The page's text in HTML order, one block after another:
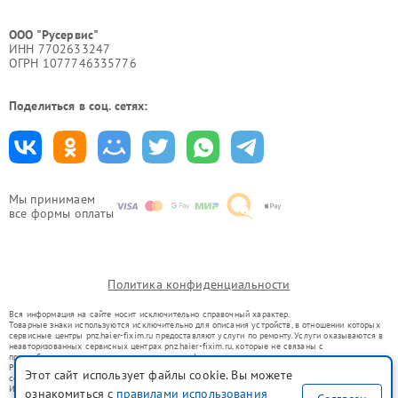
Мы принимаем
все формы оплаты
ООО "Русервис"
ИНН 7702633247
ОГРН 1077746335776
Поделиться в соц. сетях:
Политика конфиденциальности
Вся информация на сайте носит исключительно справочный характер.
Товарные знаки используются исключительно для описания устройств, в отношении которых
сервисные центры pnz.haier-fixim.ru предоставляют услуги по ремонту. Услуги оказываются в
неавторизованных сервисных центрах pnz.haier-fixim.ru, которые не связаны с
правообладателями товарных знаков или их официальными представителями.
Ремонт осуществляется для устройств, уже введенных в гражданский оборот в соответствии
со статьей 1487 ГК РФ.
Использование товарных знаков не преследует цели индивидуализации услуг или введения
Этот сайт использует файлы cookie. Вы можете
ознакомиться с правилами использования